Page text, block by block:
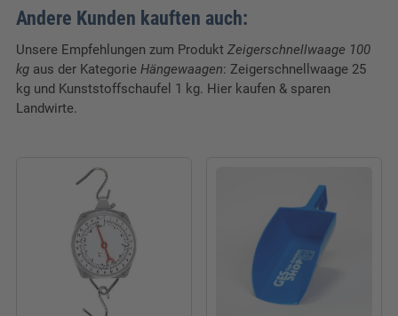
4,15 EUR
Warenkorb
Andere Kunden kauften auch:
Unsere Empfehlungen zum Produkt Zeigerschnellwaage 100
kgaus der Kategorie Hängewaagen: Zeigerschnellwaage 25
kg und Kunststoffschaufel 1 kg. Hier kaufen & sparen
Landwirte.